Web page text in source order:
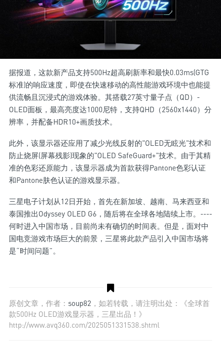
据报道，这款新产品支持500Hz超高刷新率和最快0.03ms(GTG
标准)的响应速度，即使在快速移动的高性能游戏环境中也能提
供流畅且沉浸式的游戏体验。其搭载27英寸量子点（QD）-
OLED面板，最高亮度达1000尼特，支持QHD（2560x1440）分
辨率，并配备HDR10+画质技术。
此外，该显示器还应用了减少光线反射的"OLED无眩光"技术和
防止烧屏(屏幕残影)现象的"OLED SafeGuard+"技术。由于其精
准的色彩还原能力，该显示器成为首款获得Pantone色彩认证
和Pantone肤色认证的游戏显示器。
三星电子计划从12日开始，首先在新加坡、越南、马来西亚和
泰国推出Odyssey OLED G6，随后将在全球各地陆续上市。----
何时进入中国市场，目前尚未有确切的时间表。但是，面对中
国电竞游戏市场巨大的前景，三星将此款产品引入中国市场将
是“时间问题”。
原创文章，作者： soup82 ，如若转载，请注明出处：《全球首
款500Hz OLED游戏显示器，三星出品！》
http://www.avq360.com/2025051331538.shtml